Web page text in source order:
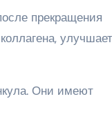
прекращения
улучшает
Они имеют